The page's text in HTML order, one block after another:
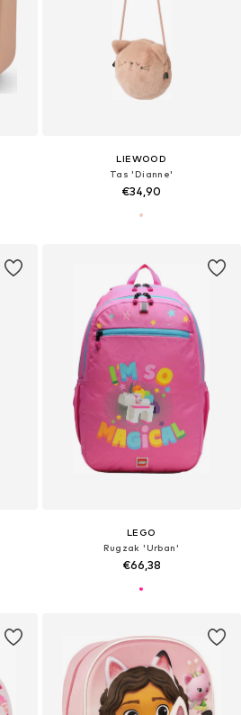
LIEWOOD
Tas 'Dianne'
€34,90
LEGO
Rugzak 'Urban'
€66,38